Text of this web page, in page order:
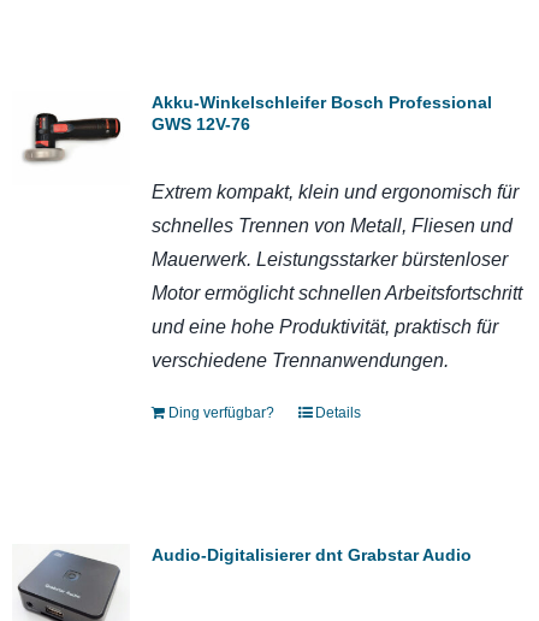
Akku-Winkelschleifer Bosch Professional
GWS 12V-76
Extrem kompakt, klein und ergonomisch für
schnelles Trennen von Metall, Fliesen und
Mauerwerk. Leistungsstarker bürstenloser
Motor ermöglicht schnellen Arbeitsfortschritt
und eine hohe Produktivität, praktisch für
verschiedene Trennanwendungen.
Ding verfügbar? Details
Audio-Digitalisierer dnt Grabstar Audio